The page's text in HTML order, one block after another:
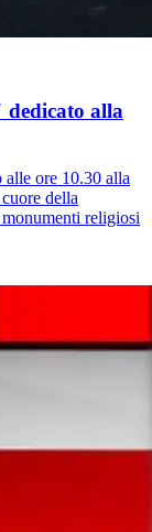
alla
ore 10.30 alla
della
religiosi